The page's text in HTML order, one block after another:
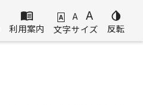
menu_book
利用案内
A A A
文字サイズ
invert_colors
反転